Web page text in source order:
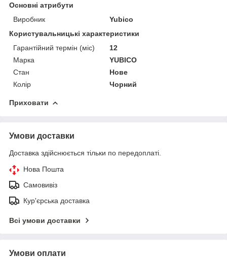
Основні атрибути
Виробник
Yubico
Користувальницькі характеристики
Гарантійний термін (міс)
12
Марка
YUBICO
Стан
Нове
Колір
Чорний
Приховати
Умови доставки
Доставка здійснюється тільки по передоплаті.
Нова Пошта
Самовивіз
Кур'єрська доставка
Всі умови доставки
Умови оплати